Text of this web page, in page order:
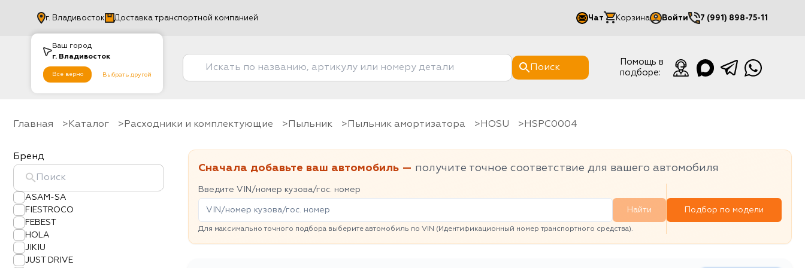
Ваш город
г. Владивосток
Все верно Выбрать другой
г. Владивосток Доставка транспортной компанией Чат Корзина Войти
Мой кабинет
7 (991) 898-75-11
Поиск
Помощь в
подборе:
Главная Каталог Расходники и комплектующие Пыльник Пыльник амортизатора HOSU HSPC0004
Бренд
ASAM-SA
FIESTROCO
FEBEST
HOLA
JIKIU
JUST DRIVE
Сначала добавьте ваш автомобиль — получите точное соответствие для вашего автомобиля
Введите VIN/номер кузова/гос. номер
Найти
Для максимально точного подбора выберите автомобиль по VIN (Идентификационный номер транспортного средства).
Подбор по модели